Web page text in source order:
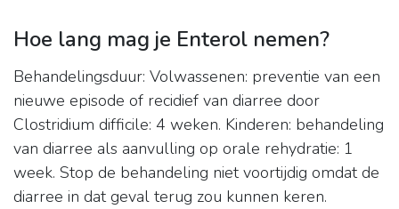
Hoe lang mag je Enterol nemen?
Behandelingsduur: Volwassenen: preventie van een
nieuwe episode of recidief van diarree door
Clostridium difficile: 4 weken. Kinderen: behandeling
van diarree als aanvulling op orale rehydratie: 1
week. Stop de behandeling niet voortijdig omdat de
diarree in dat geval terug zou kunnen keren.